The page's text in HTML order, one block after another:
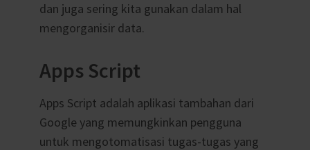
dan juga sering kita gunakan dalam hal
mengorganisir data.
Apps Script
Apps Script adalah aplikasi tambahan dari
Google yang memungkinkan pengguna
untuk mengotomatisasi tugas-tugas yang